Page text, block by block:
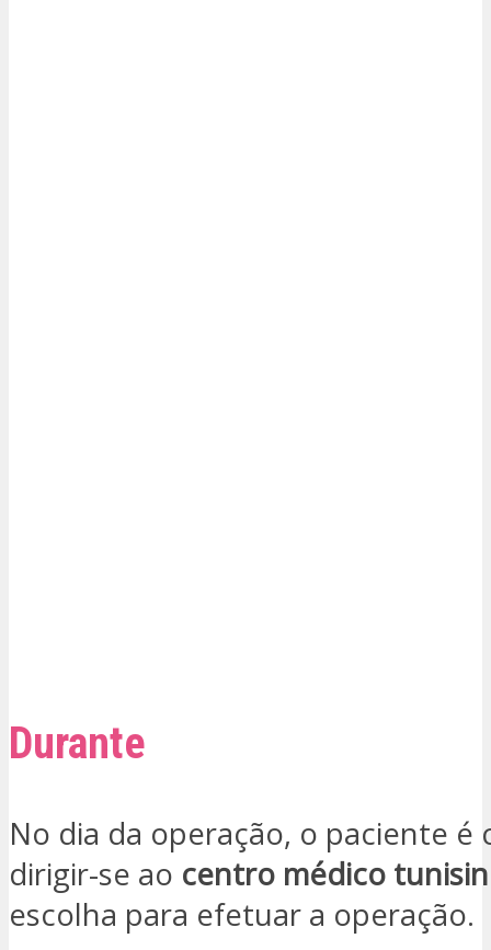
Durante
No dia da operação, o paciente é
dirigir-se ao centro médico
escolha para efetuar a operação.